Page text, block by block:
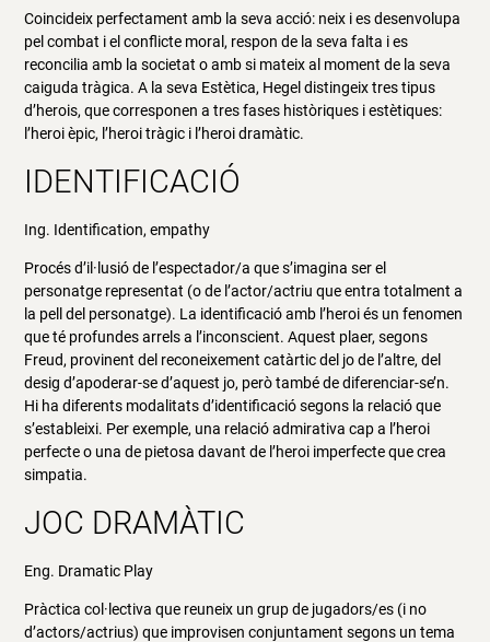
Coincideix perfectament amb la seva acció: neix i es desenvolupa
pel combat i el conflicte moral, respon de la seva falta i es
reconcilia amb la societat o amb si mateix al moment de la seva
caiguda tràgica. A la seva Estètica, Hegel distingeix tres tipus
d’herois, que corresponen a tres fases històriques i estètiques:
l’heroi èpic, l’heroi tràgic i l’heroi dramàtic.
IDENTIFICACIÓ
Ing. Identification, empathy
Procés d’il·lusió de l’espectador/a que s’imagina ser el
personatge representat (o de l’actor/actriu que entra totalment a
la pell del personatge). La identificació amb l’heroi és un fenomen
que té profundes arrels a l’inconscient. Aquest plaer, segons
Freud, provinent del reconeixement catàrtic del jo de l’altre, del
desig d’apoderar-se d’aquest jo, però també de diferenciar-se’n.
Hi ha diferents modalitats d’identificació segons la relació que
s’estableixi. Per exemple, una relació admirativa cap a l’heroi
perfecte o una de pietosa davant de l’heroi imperfecte que crea
simpatia.
JOC DRAMÀTIC
Eng. Dramatic Play
Pràctica col·lectiva que reuneix un grup de jugadors/es (i no
d’actors/actrius) que improvisen conjuntament segons un tema